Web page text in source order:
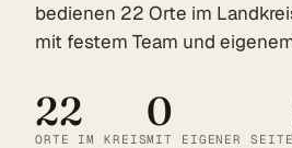
bedienen 22 Orte im
mit festem Team und
22
ORTE IM KREIS
0
MIT EIGENER